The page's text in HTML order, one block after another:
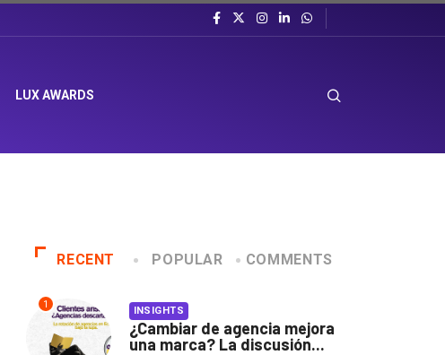
LUX AWARDS
RECENT POPULAR COMMENTS
1 INSIGHTS
¿Cambiar de agencia mejora
una marca? La discusión...